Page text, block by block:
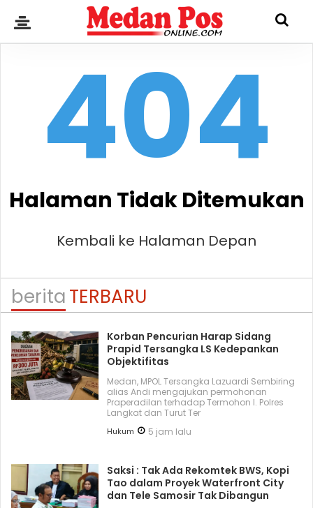
404
Halaman Tidak Ditemukan
Kembali ke Halaman Depan
beritaTERBARU
Korban Pencurian Harap Sidang
Prapid Tersangka LS Kedepankan
Objektifitas
Medan, MPOL Tersangka Lazuardi Sembiring
alias Andi mengajukan permohonan
Praperadilan terhadap Termohon I. Polres
Langkat dan Turut Ter
Hukum 5 jam lalu
Saksi : Tak Ada Rekomtek BWS, Kopi
Tao dalam Proyek Waterfront City
dan Tele Samosir Tak Dibangun